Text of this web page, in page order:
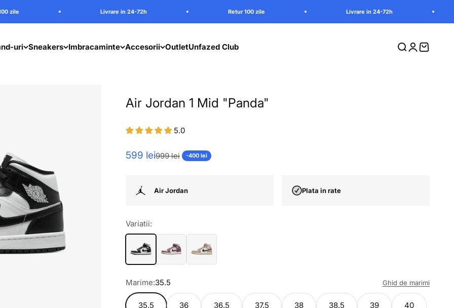
Livrare in 24-72h Retur 100 zile Livrare in 24-72h Retur
uri Sneakers Imbracaminte Accesorii OutletUnfazed Club Cauta in
Intra in
Vezi
Air Jordan 1 Mid "Panda"
5.0
Pret redus
599 leiPret normal
999 lei -400 lei
Air Jordan Plata in rate
Variatii:
Marime:35.5 Ghid de marimi
35.5 36 36.5 37.5 38 38.5 39 40